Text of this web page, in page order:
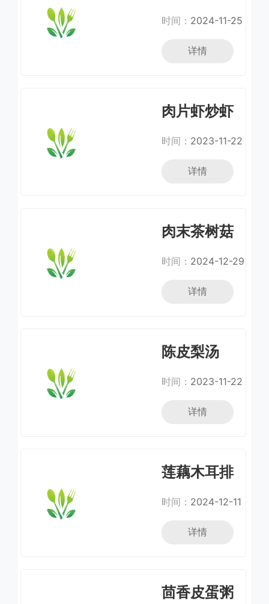
时间： 2024-11-25
详情
肉片虾炒虾
时间： 2023-11-22
详情
肉末茶树菇
时间： 2024-12-29
详情
陈皮梨汤
时间： 2023-11-22
详情
莲藕木耳排
时间： 2024-12-11
详情
茴香皮蛋粥